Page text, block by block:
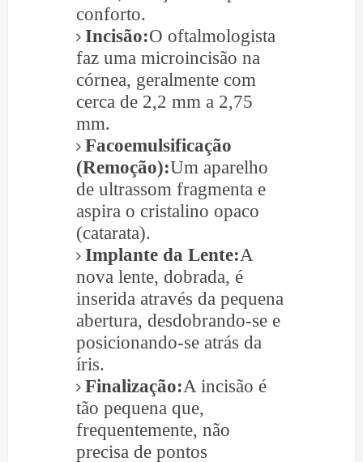
conforto.
Incisão:O oftalmologista
faz uma microincisão na
córnea, geralmente com
cerca de 2,2 mm a 2,75
mm.
Facoemulsificação
(Remoção):Um aparelho
de ultrassom fragmenta e
aspira o cristalino opaco
(catarata).
Implante da Lente:A
nova lente, dobrada, é
inserida através da pequena
abertura, desdobrando-se e
posicionando-se atrás da
íris.
Finalização:A incisão é
tão pequena que,
frequentemente, não
precisa de pontos